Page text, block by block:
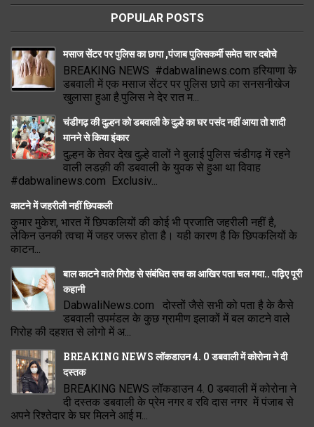
POPULAR POSTS
मसाज सेंटर पर पुलिस का छापा ,पंजाब पुलिसकर्मी समेत चार दबोचे
BREAKING NEWS #dabwalinews.com हरियाणा के
डबवाली में एक मसाज सेंटर पर पुलिस छापे का सनसनीखेज
खुलासा हुआ है.पुलिस ने देर रात म...
चंडीगढ़ की दुल्हन को डबवाली के दुल्हे का घर पसंद नहीं आया तो शादी
मानने से किया इंकार
दुल्हन के तेवर देख दुल्हे वालों ने बुलाई पुलिस चंडीगढ़ में रहने
वाली लडक़ी की डबवाली के युवक से हुआ था विवाह
#dabwalinews.com Exclusiv...
काटने में जहरीली नहीं छिपकली
कुमार मुकेश, भारत में छिपकलियों की कोई भी प्रजाति जहरीली नहीं है,
लेकिन उनकी त्वचा में जहर जरूर होता है। यही कारण है कि छिपकलियों के
काटन...
बाल काटने वाले गिरोह से संबंधित सच का आखिर पता चल गया.. पढ़िए पूरी
कहानी
DabwaliNews.com दोस्तों जैसे सभी को पता है के कैसे
डबवाली उपमंडल के कुछ ग्रामीण इलाकों में बल काटने वाले
गिरोह की दहशत से लोगो में अ...
BREAKING NEWS लॉकडाउन 4. 0 डबवाली में कोरोना ने दी
दस्तक
BREAKING NEWS लॉकडाउन 4. 0 डबवाली में कोरोना ने
दी दस्तक डबवाली के प्रेम नगर व रवि दास नगर में पंजाब से
अपने रिश्तेदार के घर मिलने आई म...